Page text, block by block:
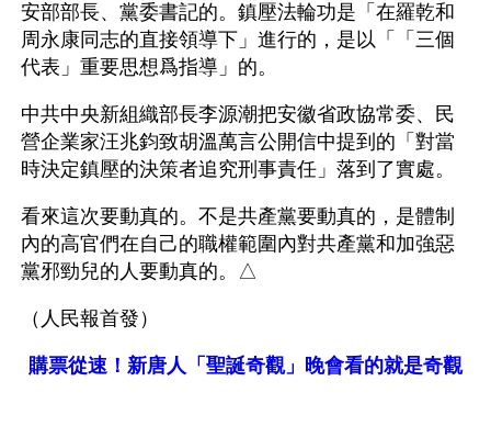
安部部長、黨委書記的。鎮壓法輪功是「在羅乾和
周永康同志的直接領導下」進行的，是以「「三個
代表」重要思想爲指導」的。
中共中央新組織部長李源潮把安徽省政協常委、民
營企業家汪兆鈞致胡溫萬言公開信中提到的「對當
時決定鎮壓的決策者追究刑事責任」落到了實處。
看來這次要動真的。不是共產黨要動真的，是體制
內的高官們在自己的職權範圍內對共產黨和加強惡
黨邪勁兒的人要動真的。△
（人民報首發）
購票從速！新唐人「聖誕奇觀」晚會看的就是奇觀